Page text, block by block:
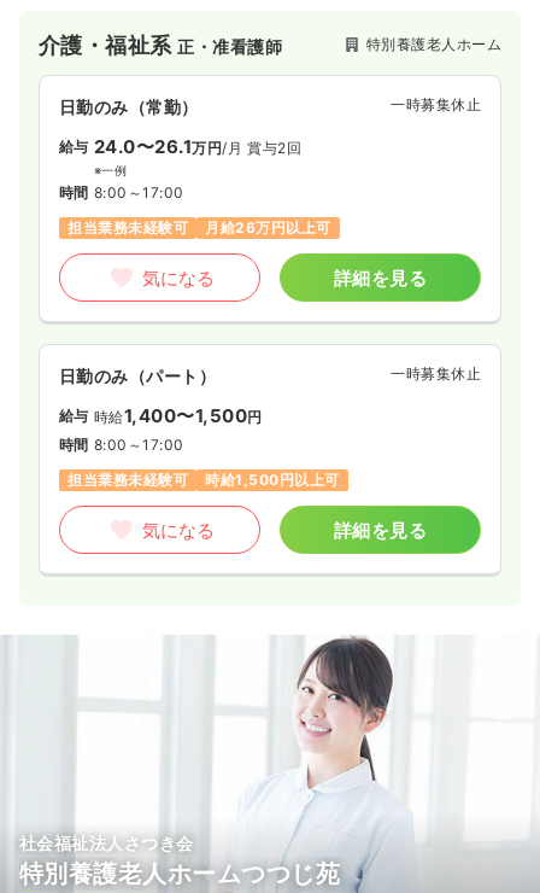
介護・福祉系正・准看護師 特別養護老人ホーム
日勤のみ（常勤） 一時募集休止
給与 24.0〜26.1万円/月 賞与2回
※一例
時間 8:00～17:00
担当業務未経験可
月給26万円以上可
気になる 詳細を見る
日勤のみ（パート） 一時募集休止
給与 時給1,400〜1,500円
時間 8:00～17:00
担当業務未経験可
時給1,500円以上可
気になる 詳細を見る
社会福祉法人さつき会
特別養護老人ホームつつじ苑